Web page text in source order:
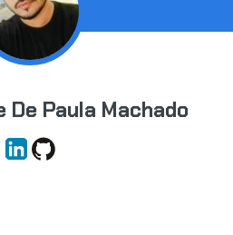
De Paula Machado